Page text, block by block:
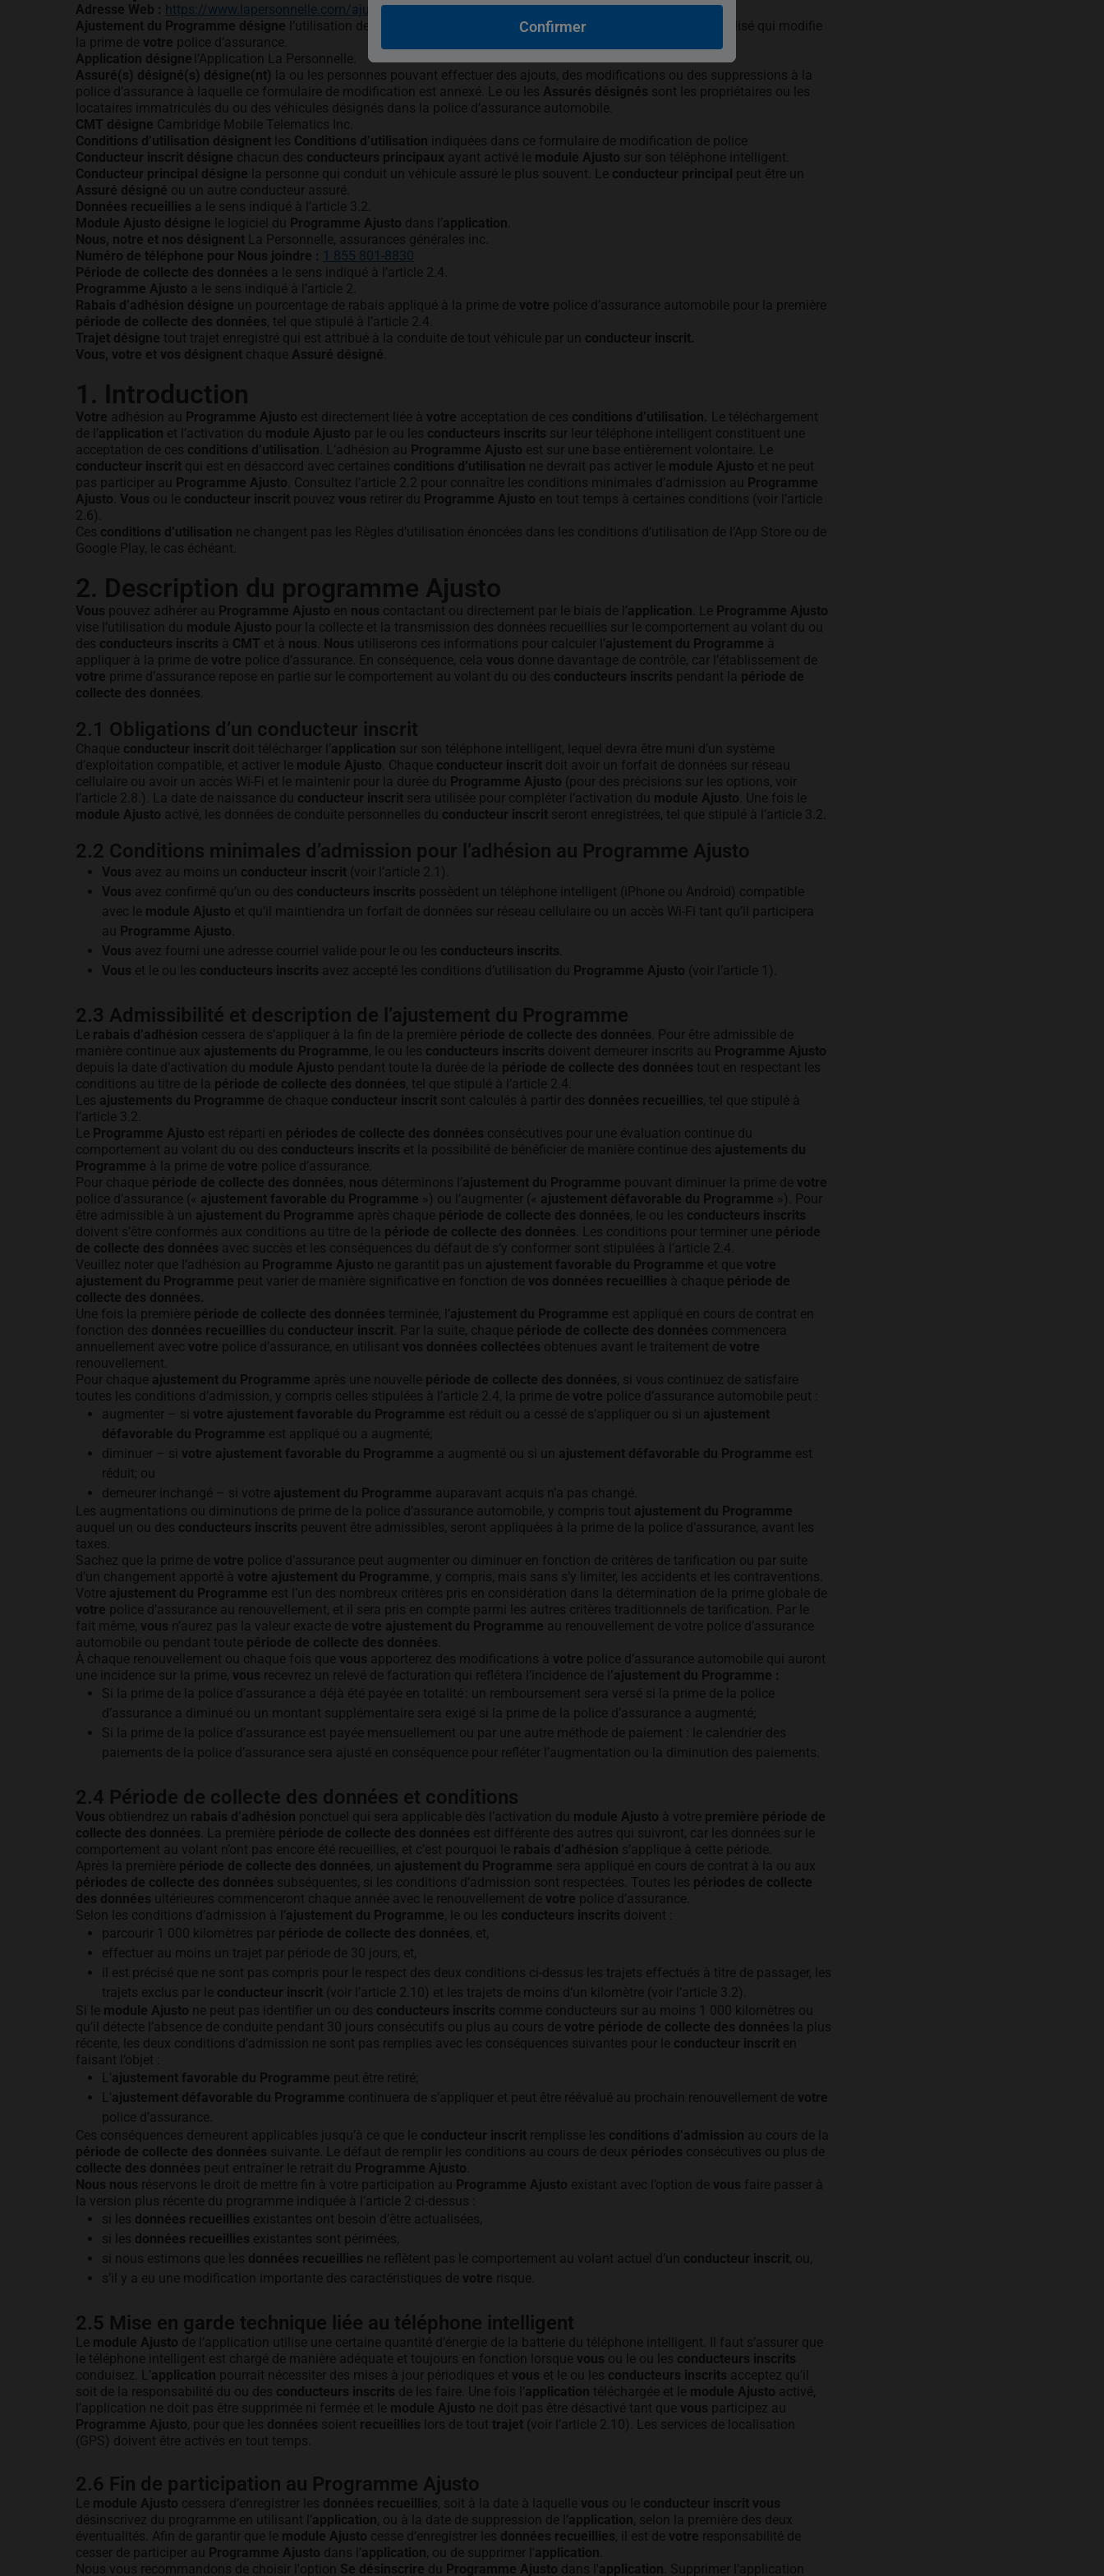
Confirmer
Adresse Web : https://www.lapersonnelle.com/ajusto
Ajustement du Programme désigne l’utilisation des
pour l’établissement d’un score personnalisé qui modifie
la prime de votre police d’assurance.
Application désigne l’Application La Personnelle.
Assuré(s) désigné(s) désigne(nt) la ou les personnes pouvant effectuer des ajouts, des modifications ou des suppressions à la
police d’assurance à laquelle ce formulaire de modification est annexé. Le ou les Assurés désignés sont les propriétaires ou les
locataires immatriculés du ou des véhicules désignés dans la police d’assurance automobile.
CMT désigne Cambridge Mobile Telematics Inc.
Conditions d’utilisation désignent les Conditions d’utilisation indiquées dans ce formulaire de modification de police
Conducteur inscrit désigne chacun des conducteurs principaux ayant activé le module Ajusto sur son téléphone intelligent.
Conducteur principal désigne la personne qui conduit un véhicule assuré le plus souvent. Le conducteur principal peut être un
Assuré désigné ou un autre conducteur assuré.
Données recueillies a le sens indiqué à l’article 3.2.
Module Ajusto désigne le logiciel du Programme Ajusto dans l’application
Nous, notre et nos désignent La Personnelle, assurances générales inc.
Numéro de téléphone pour Nous joindre : 1 855 801-8830
Période de collecte des données a le sens indiqué à l’article 2.4.
Programme Ajusto a le sens indiqué à l’article 2.
Rabais d’adhésion désigne un pourcentage de rabais appliqué à la prime de votre police d’assurance automobile pour la première
période de collecte des données, tel que stipulé à l’article 2.4.
Trajet désigne tout trajet enregistré qui est attribué à la conduite de tout véhicule par un conducteur inscrit.
Vous, votre et vos désignent chaque Assuré désigné
1. Introduction
Votre adhésion au Programme Ajusto est directement liée à votre acceptation de ces conditions d’utilisation. Le téléchargement
de l’application et l’activation du module Ajusto par le ou les conducteurs inscrits sur leur téléphone intelligent constituent une
acceptation de ces conditions d’utilisation . L’adhésion au Programme Ajusto est sur une base entièrement volontaire. Le
conducteur inscrit qui est en désaccord avec certaines conditions d’utilisation ne devrait pas activer le module Ajusto et ne peut
pas participer au Programme Ajusto . Consultez l’article 2.2 pour connaître les conditions minimales d’admission au Programme
Ajusto Vous ou le conducteur inscrit pouvez vous retirer du Programme Ajusto en tout temps à certaines conditions (voir l’article
2.6).
Ces conditions d’utilisation ne changent pas les Règles d’utilisation énoncées dans les conditions d’utilisation de l’App Store ou de
Google Play, le cas échéant.
2. Description du programme Ajusto
Vous pouvez adhérer au Programme Ajusto en nous contactant ou directement par le biais de l’application . Le Programme Ajusto
vise l’utilisation du module Ajusto pour la collecte et la transmission des données recueillies sur le comportement au volant du ou
des conducteurs inscrits à CMT et à nous Nous utiliserons ces informations pour calculer l’ajustement du Programme à
appliquer à la prime de votre police d’assurance. En conséquence, cela vous donne davantage de contrôle, car l’établissement de
votre prime d’assurance repose en partie sur le comportement au volant du ou des conducteurs inscrits pendant la période de
collecte des données
2.1 Obligations d’un conducteur inscrit
Chaque conducteur inscrit doit télécharger l’application sur son téléphone intelligent, lequel devra être muni d’un système
d’exploitation compatible, et activer le module Ajusto . Chaque conducteur inscrit doit avoir un forfait de données sur réseau
cellulaire ou avoir un accès Wi-Fi et le maintenir pour la durée du Programme Ajusto (pour des précisions sur les options, voir
l’article 2.8.). La date de naissance du conducteur inscrit sera utilisée pour compléter l’activation du module Ajusto . Une fois le
module Ajusto activé, les données de conduite personnelles du conducteur inscrit seront enregistrées, tel que stipulé à l’article 3.2.
2.2 Conditions minimales d’admission pour l’adhésion au Programme Ajusto
Vous avez au moins un conducteur inscrit (voir l’article 2.1).
Vous avez confirmé qu’un ou des conducteurs inscrits possèdent un téléphone intelligent (iPhone ou Android) compatible
avec le module Ajusto et qu’il maintiendra un forfait de données sur réseau cellulaire ou un accès Wi-Fi tant qu’il participera
au Programme Ajusto
Vous avez fourni une adresse courriel valide pour le ou les conducteurs inscrits
Vous et le ou les conducteurs inscrits avez accepté les conditions d’utilisation du Programme Ajusto (voir l’article 1).
2.3 Admissibilité et description de l’ajustement du Programme
Le rabais d’adhésion cessera de s’appliquer à la fin de la première période de collecte des données . Pour être admissible de
manière continue aux ajustements du Programme, le ou les conducteurs inscrits doivent demeurer inscrits au Programme Ajusto
depuis la date d’activation du module Ajusto pendant toute la durée de la période de collecte des données tout en respectant les
conditions au titre de la période de collecte des données, tel que stipulé à l’article 2.4.
Les ajustements du Programme de chaque conducteur inscrit sont calculés à partir des données recueillies, tel que stipulé à
l’article 3.2.
Le Programme Ajusto est réparti en périodes de collecte des données consécutives pour une évaluation continue du
comportement au volant du ou des conducteurs inscrits et la possibilité de bénéficier de manière continue des ajustements du
Programme à la prime de votre police d’assurance.
Pour chaque période de collecte des données, nous déterminons l’ajustement du Programme pouvant diminuer la prime de votre
police d’assurance (« ajustement favorable du Programme ») ou l’augmenter (« ajustement défavorable du Programme »). Pour
être admissible à un ajustement du Programme après chaque période de collecte des données, le ou les conducteurs inscrits
doivent s’être conformés aux conditions au titre de la période de collecte des données . Les conditions pour terminer une période
de collecte des données avec succès et les conséquences du défaut de s’y conformer sont stipulées à l’article 2.4.
Veuillez noter que l’adhésion au Programme Ajusto ne garantit pas un ajustement favorable du Programme et que votre
ajustement du Programme peut varier de manière significative en fonction de vos données recueillies à chaque période de
collecte des données.
Une fois la première période de collecte des données terminée, l’ajustement du Programme est appliqué en cours de contrat en
fonction des données recueillies du conducteur inscrit . Par la suite, chaque période de collecte des données commencera
annuellement avec votre police d’assurance, en utilisant vos données collectées obtenues avant le traitement de votre
renouvellement.
Pour chaque ajustement du Programme après une nouvelle période de collecte des données, si vous continuez de satisfaire
toutes les conditions d’admission, y compris celles stipulées à l’article 2.4, la prime de votre police d’assurance automobile peut :
augmenter – si votre ajustement favorable du Programme est réduit ou a cessé de s’appliquer ou si un ajustement
défavorable du Programme est appliqué ou a augmenté;
diminuer – si votre ajustement favorable du Programme a augmenté ou si un ajustement défavorable du Programme est
réduit; ou
demeurer inchangé – si votre ajustement du Programme auparavant acquis n’a pas changé.
Les augmentations ou diminutions de prime de la police d’assurance automobile, y compris tout ajustement du Programme
auquel un ou des conducteurs inscrits peuvent être admissibles, seront appliquées à la prime de la police d’assurance, avant les
taxes.
Sachez que la prime de votre police d’assurance peut augmenter ou diminuer en fonction de critères de tarification ou par suite
d’un changement apporté à votre ajustement du Programme, y compris, mais sans s’y limiter, les accidents et les contraventions.
Votre ajustement du Programme est l’un des nombreux critères pris en considération dans la détermination de la prime globale de
votre police d’assurance au renouvellement, et il sera pris en compte parmi les autres critères traditionnels de tarification. Par le
fait même, vous n’aurez pas la valeur exacte de votre ajustement du Programme au renouvellement de votre police d’assurance
automobile ou pendant toute période de collecte des données
À chaque renouvellement ou chaque fois que vous apporterez des modifications à votre police d’assurance automobile qui auront
une incidence sur la prime, vous recevrez un relevé de facturation qui reflétera l’incidence de l ’ajustement du Programme :
Si la prime de la police d’assurance a déjà été payée en totalité : un remboursement sera versé si la prime de la police
d’assurance a diminué ou un montant supplémentaire sera exigé si la prime de la police d’assurance a augmenté;
Si la prime de la police d’assurance est payée mensuellement ou par une autre méthode de paiement : le calendrier des
paiements de la police d’assurance sera ajusté en conséquence pour refléter l’augmentation ou la diminution des paiements.
2.4 Période de collecte des données et conditions
Vous obtiendrez un rabais d’adhésion ponctuel qui sera applicable dès l’activation du module Ajusto à votre première période de
collecte des données . La première période de collecte des données est différente des autres qui suivront, car les données sur le
comportement au volant n’ont pas encore été recueillies, et c’est pourquoi le rabais d’adhésion s’applique à cette période.
Après la première période de collecte des données, un ajustement du Programme sera appliqué en cours de contrat à la ou aux
périodes de collecte des données subséquentes, si les conditions d’admission sont respectées. Toutes les périodes de collecte
des données ultérieures commenceront chaque année avec le renouvellement de votre police d’assurance.
Selon les conditions d’admission à l’ajustement du Programme, le ou les conducteurs inscrits doivent :
parcourir 1 000 kilomètres par période de collecte des données, et,
effectuer au moins un trajet par période de 30 jours, et,
il est précisé que ne sont pas compris pour le respect des deux conditions ci-dessus les trajets effectués à titre de passager, les
trajets exclus par le conducteur inscrit (voir l’article 2.10) et les trajets de moins d’un kilomètre (voir l’article 3.2).
Si le module Ajusto ne peut pas identifier un ou des conducteurs inscrits comme conducteurs sur au moins 1 000 kilomètres ou
qu’il détecte l’absence de conduite pendant 30 jours consécutifs ou plus au cours de votre période de collecte des données la plus
récente, les deux conditions d’admission ne sont pas remplies avec les conséquences suivantes pour le conducteur inscrit en
faisant l’objet :
L’ajustement favorable du Programme peut être retiré;
L’ajustement défavorable du Programme continuera de s’appliquer et peut être réévalué au prochain renouvellement de votre
police d’assurance.
Ces conséquences demeurent applicables jusqu’à ce que le conducteur inscrit remplisse les conditions d’admission au cours de la
période de collecte des données suivante. Le défaut de remplir les conditions au cours de deux périodes consécutives ou plus de
collecte des données peut entraîner le retrait du Programme Ajusto
Nous nous réservons le droit de mettre fin à votre participation au Programme Ajusto existant avec l’option de vous faire passer à
la version plus récente du programme indiquée à l’article 2 ci-dessus :
si les données recueillies existantes ont besoin d’être actualisées,
si les données recueillies existantes sont périmées,
si nous estimons que les données recueillies ne reflètent pas le comportement au volant actuel d’un conducteur inscrit, ou,
s’il y a eu une modification importante des caractéristiques de votre risque.
2.5 Mise en garde technique liée au téléphone intelligent
Le module Ajusto de l’application utilise une certaine quantité d’énergie de la batterie du téléphone intelligent. Il faut s’assurer que
le téléphone intelligent est chargé de manière adéquate et toujours en fonction lorsque vous ou le ou les conducteurs inscrits
conduisez. L’application pourrait nécessiter des mises à jour périodiques et vous et le ou les conducteurs inscrits acceptez qu’il
soit de la responsabilité du ou des conducteurs inscrits de les faire. Une fois l’application téléchargée et le module Ajusto activé,
l’application ne doit pas être supprimée ni fermée et le module Ajusto ne doit pas être désactivé tant que vous participez au
Programme Ajusto, pour que les données soient recueillies lors de tout trajet (voir l’article 2.10). Les services de localisation
(GPS) doivent être activés en tout temps.
2.6 Fin de participation au Programme Ajusto
Le module Ajusto cessera d’enregistrer les données recueillies, soit à la date à laquelle vous ou le conducteur inscrit vous
désinscrivez du programme en utilisant l’application, ou à la date de suppression de l’application, selon la première des deux
éventualités. Afin de garantir que le module Ajusto cesse d’enregistrer les données recueillies, il est de votre responsabilité de
cesser de participer au Programme Ajusto dans l’application, ou de supprimer l'application
Nous vous recommandons de choisir l'option Se désinscrire du Programme Ajusto dans l'application . Supprimer l’application